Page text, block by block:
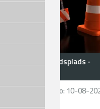
Vejen som arbejdsplads -
10-08-
Varighed: 2 dage